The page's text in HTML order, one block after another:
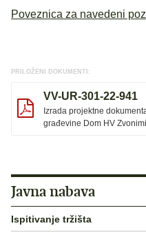
Poveznica za navedeni
PRILOŽENI DOKUMENTI:
VV-UR-301-22-941
Izrada projektne
građevine Dom HV
Javna nabava
Ispitivanje tržišta